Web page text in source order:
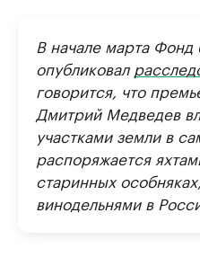
В начале марта
опубликовал
говорится, что
Дмитрий Медведев
участками земли в
распоряжается
старинных
винодельнями в